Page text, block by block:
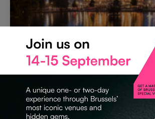
Flagey
1050 Ixelles